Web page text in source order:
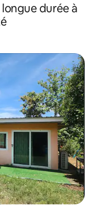
durée à